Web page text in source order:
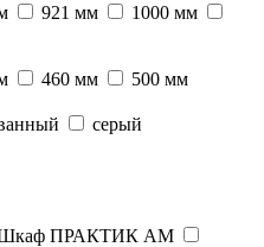
921 мм
1000 мм
460 мм
500 мм
серый
ПРАКТИК AM